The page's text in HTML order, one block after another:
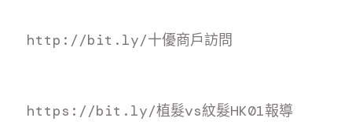
http://bit.ly/十優商戶訪問
https://bit.ly/植髮vs紋髮HK01報導